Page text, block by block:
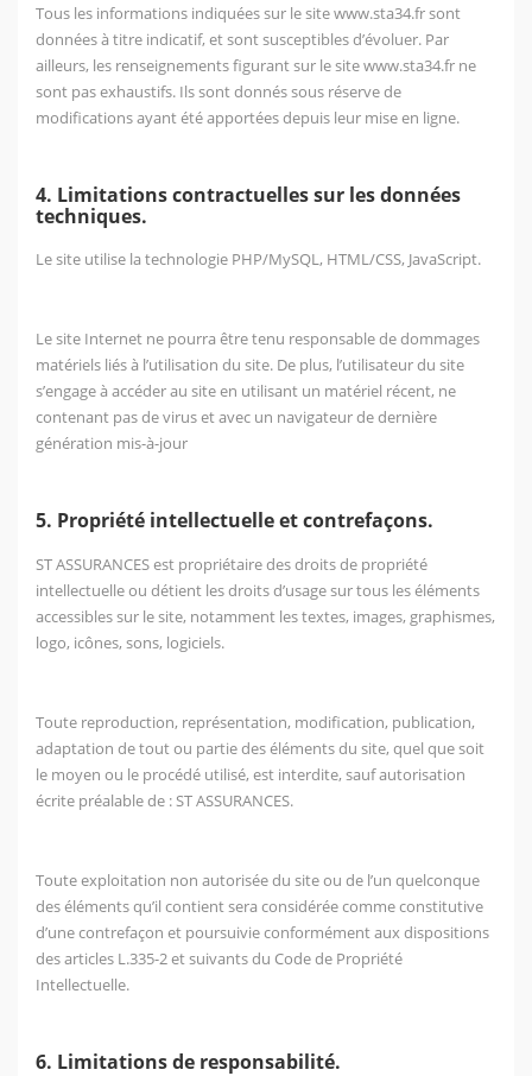
Tous les informations indiquées sur le sitewww.sta34.frsont
données à titre indicatif, et sont susceptibles d’évoluer. Par
ailleurs, les renseignements figurant sur le sitewww.sta34.fr ne
sont pas exhaustifs. Ils sont donnés sous réserve de
modifications ayant été apportées depuis leur mise en ligne.
4. Limitations contractuelles sur les données
techniques.
Le site utilise la technologie PHP/MySQL, HTML/CSS, JavaScript.
Le site Internet ne pourra être tenu responsable de dommages
matériels liés à l’utilisation du site. De plus, l’utilisateur du site
s’engage à accéder au site en utilisant un matériel récent, ne
contenant pas de virus et avec un navigateur de dernière
génération mis-à-jour
5. Propriété intellectuelle et contrefaçons.
ST ASSURANCES est propriétaire des droits de propriété
intellectuelle ou détient les droits d’usage sur tous les éléments
accessibles sur le site, notamment les textes, images, graphismes,
logo, icônes, sons, logiciels.
Toute reproduction, représentation, modification, publication,
adaptation de tout ou partie des éléments du site, quel que soit
le moyen ou le procédé utilisé, est interdite, sauf autorisation
écrite préalable de : ST ASSURANCES.
Toute exploitation non autorisée du site ou de l’un quelconque
des éléments qu’il contient sera considérée comme constitutive
d’une contrefaçon et poursuivie conformément aux dispositions
des articles L.335-2 et suivants du Code de Propriété
Intellectuelle.
6. Limitations de responsabilité.